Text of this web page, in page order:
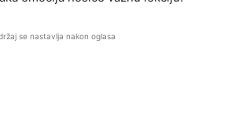
se nastavlja nakon oglasa